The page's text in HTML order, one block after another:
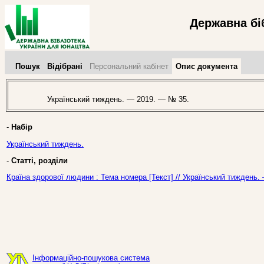
Державна
Пошук Відібрані Персональний кабінет Опис документа
Український тиждень. — 2019. — № 35.
- Набір
Український тиждень.
- Статті, розділи
Країна здорової людини : Тема номера [Текст] // Український
Інформаційно-пошукова система